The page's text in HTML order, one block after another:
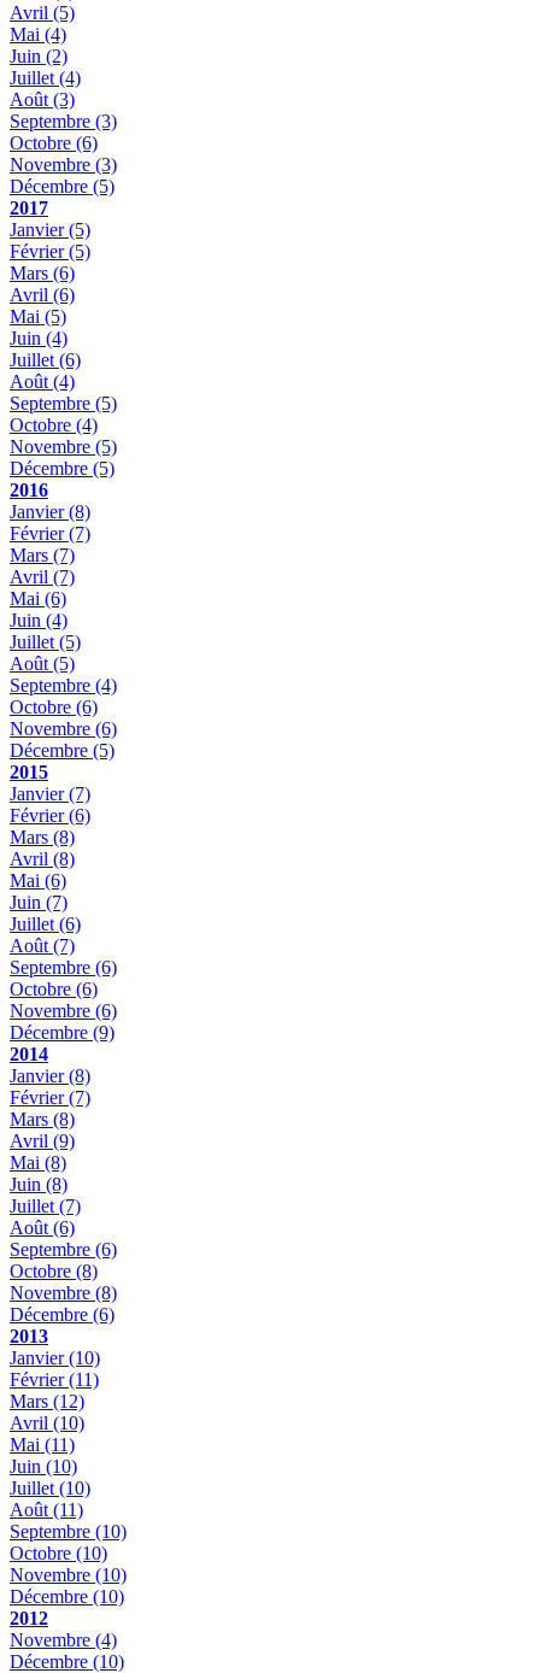
Avril (5)
Mai (4)
Juin (2)
Juillet (4)
Août (3)
Septembre (3)
Octobre (6)
Novembre (3)
Décembre (5)
2017
Janvier(5)
Février(5)
Mars (6)
Avril (6)
Mai (5)
Juin (4)
Juillet (6)
Août (4)
Septembre (5)
Octobre (4)
Novembre (5)
Décembre (5)
2016
Janvier(8)
Février(7)
Mars (7)
Avril (7)
Mai (6)
Juin (4)
Juillet (5)
Août (5)
Septembre (4)
Octobre (6)
Novembre (6)
Décembre (5)
2015
Janvier(7)
Février(6)
Mars (8)
Avril (8)
Mai (6)
Juin (7)
Juillet (6)
Août (7)
Septembre (6)
Octobre (6)
Novembre (6)
Décembre (9)
2014
Janvier(8)
Février(7)
Mars (8)
Avril (9)
Mai (8)
Juin (8)
Juillet (7)
Août (6)
Septembre (6)
Octobre (8)
Novembre (8)
Décembre (6)
2013
Janvier(10)
Février(11)
Mars (12)
Avril (10)
Mai (11)
Juin (10)
Juillet (10)
Août (11)
Septembre (10)
Octobre (10)
Novembre (10)
Décembre (10)
2012
Novembre (4)
Décembre (10)